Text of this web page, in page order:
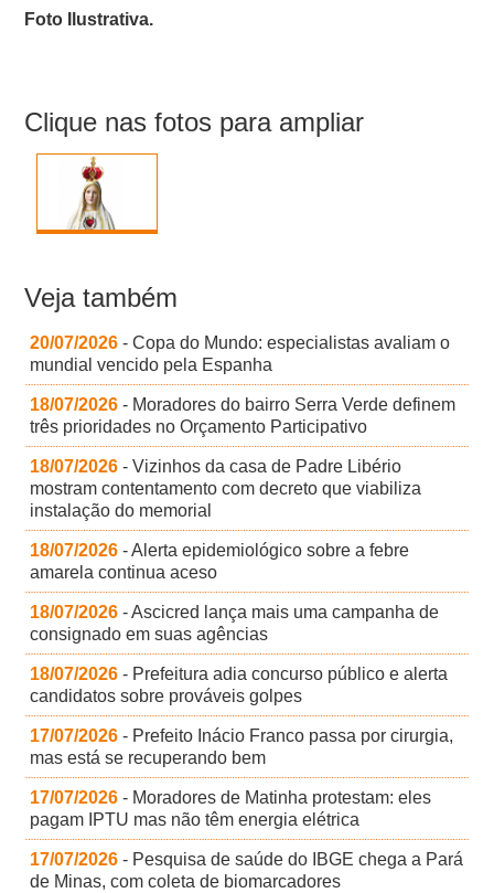
Foto Ilustrativa.
Clique nas fotos para ampliar
Veja também
20/07/2026 - Copa do Mundo: especialistas avaliam o
mundial vencido pela Espanha
18/07/2026 - Moradores do bairro Serra Verde definem
três prioridades no Orçamento Participativo
18/07/2026 - Vizinhos da casa de Padre Libério
mostram contentamento com decreto que viabiliza
instalação do memorial
18/07/2026 - Alerta epidemiológico sobre a febre
amarela continua aceso
18/07/2026 - Ascicred lança mais uma campanha de
consignado em suas agências
18/07/2026 - Prefeitura adia concurso público e alerta
candidatos sobre prováveis golpes
17/07/2026 - Prefeito Inácio Franco passa por cirurgia,
mas está se recuperando bem
17/07/2026 - Moradores de Matinha protestam: eles
pagam IPTU mas não têm energia elétrica
17/07/2026 - Pesquisa de saúde do IBGE chega a Pará
de Minas, com coleta de biomarcadores